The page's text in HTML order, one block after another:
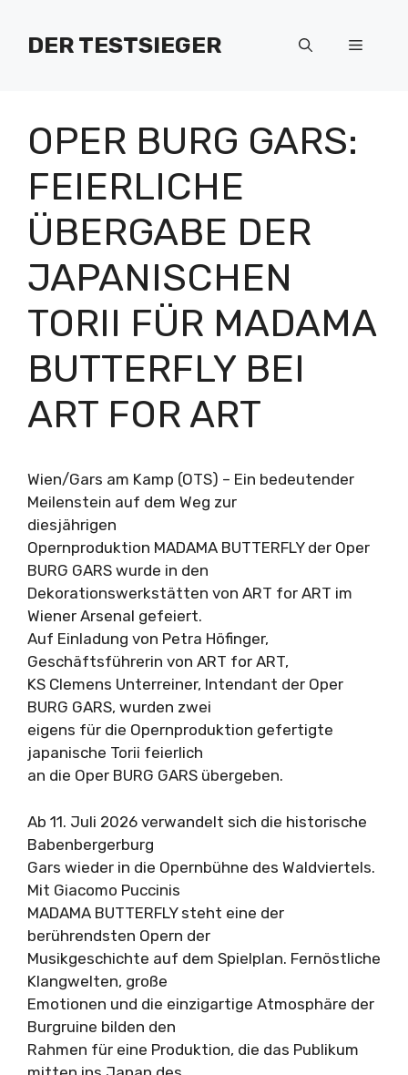
Inhalt
springenDER TESTSIEGER Menü
OPER BURG GARS:
FEIERLICHE
ÜBERGABE DER
JAPANISCHEN
TORII FÜR MADAMA
BUTTERFLY BEI
ART FOR ART
Wien/Gars am Kamp (OTS) – Ein bedeutender
Meilenstein auf dem Weg zur
diesjährigen
Opernproduktion MADAMA BUTTERFLY der Oper
BURG GARS wurde in den
Dekorationswerkstätten von ART for ART im
Wiener Arsenal gefeiert.
Auf Einladung von Petra Höfinger,
Geschäftsführerin von ART for ART,
KS Clemens Unterreiner, Intendant der Oper
BURG GARS, wurden zwei
eigens für die Opernproduktion gefertigte
japanische Torii feierlich
an die Oper BURG GARS übergeben.
Ab 11. Juli 2026 verwandelt sich die historische
Babenbergerburg
Gars wieder in die Opernbühne des Waldviertels.
Mit Giacomo Puccinis
MADAMA BUTTERFLY steht eine der
berührendsten Opern der
Musikgeschichte auf dem Spielplan. Fernöstliche
Klangwelten, große
Emotionen und die einzigartige Atmosphäre der
Burgruine bilden den
Rahmen für eine Produktion, die das Publikum